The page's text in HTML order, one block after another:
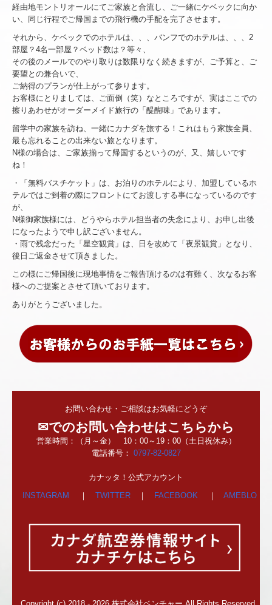
経由地モントリオールにてご家族と合流し、ご一緒にケベックに向か
い、同じ行程でご帰国までの飛行機の手配を完了させます。
それから、ケベックでのホテルは、、、バンフでのホテルは、、、2
部屋？4名一部屋？ベッド数は？等々、
その後のメールでのやり取りは数限りなく続きますが、ご予算と、ご
要望との兼合いで、
ご納得のプランが仕上がって参ります。
お客様にとりましては、ご面倒（笑）なところですが、実はここでの
擦りあわせがオーダーメイド旅行の「醍醐味」であります。
留学中の家族を訪ね、一緒にカナダを旅する！これはもう家族全員、
最も忘れることの出来ない旅となります。
N様の場合は、ご家族揃って帰国するというのが、又、嬉しいです
ね！
・「無料バスチケット」は、お泊りのホテルにより、加盟しているホ
テルではご到着の際にフロントにてお渡しする事になっているのです
が、
N様御家族様には、どうやらホテル担当者の失念により、お申し出後
になったようで申し訳ございません。
・雨で残念だった「星空観賞」は、日を改めて「夜景観賞」となり、
後日ご返金させて頂きました。
この様にご帰国後に現地事情をご報告頂けるのは有難く、次なるお客
様へのご提案とさせて頂いております。
ありがとうございました。
お問い合わせ・ご相談はお気軽にどうぞ
✉でのお問い合わせはこちらから
営業時間：（月～金） 10：00～19：00（土日祝休み）
電話番号： 0797-82-0827
カナッタ！公式アカウント
INSTAGRAM ｜TWITTER ｜ FACEBOOK ｜AMEBLO